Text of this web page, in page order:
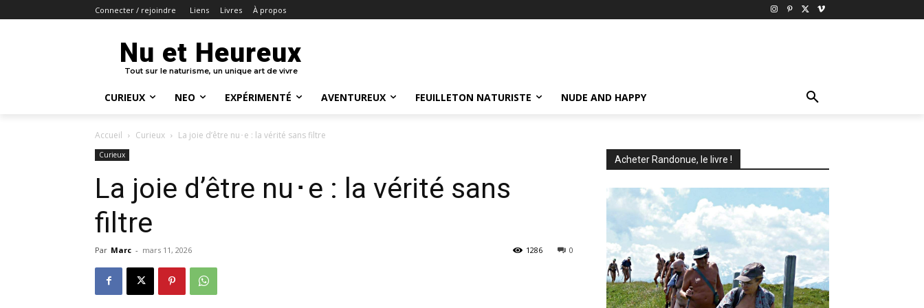
Connecter / rejoindre Liens Livres À propos
Nu et Heureux
Tout sur le naturisme, un unique art de vivre
CURIEUX NEO EXPÉRIMENTÉ AVENTUREUX FEUILLETON NATURISTE NUDE AND HAPPY
Accueil Curieux La joie d’être nu･e : la vérité sans filtre
Curieux
La joie d’être nu･e : la vérité sans
filtre
Par Marc - mars 11, 2026 0
1286
Acheter Randonue, le livre !